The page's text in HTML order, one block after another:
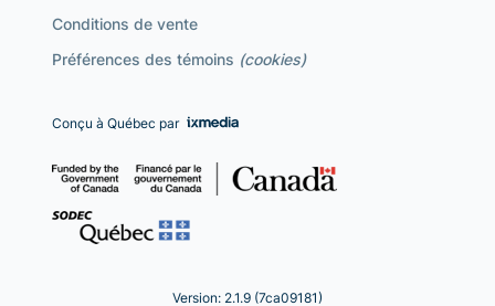
Conditions de vente
Préférences des témoins (cookies)
Conçu à Québec par
Version: 2.1.9 (7ca09181)